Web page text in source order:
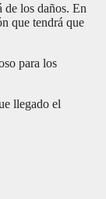
de los daños. En
que tendrá que
para los
llegado el